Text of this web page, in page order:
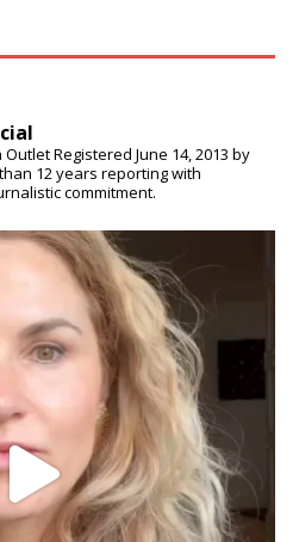
OutletRegistered June 14, 2013 by
12 years reporting with
commitment.